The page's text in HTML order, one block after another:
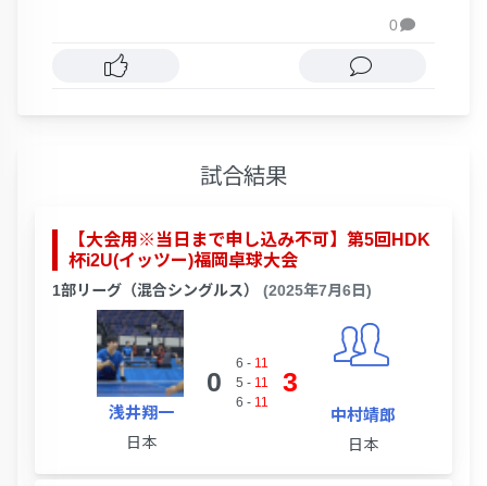
0
試合結果
【大会用※当日まで申し込み不可】第5回HDK
杯i2U(イッツー)福岡卓球大会
1部リーグ（混合シングルス） (2025年7月6日)
浅井翔一
日本
0
6 - 11
5 - 11
6 - 11
3
中村靖郎
日本